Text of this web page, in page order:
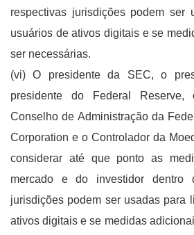
respectivas jurisdições podem ser
usuários de ativos digitais e se
ser necessárias.
(vi) O presidente da SEC, o
presidente do Federal
Conselho de Administração da
Corporation e o Controlador da
considerar até que ponto as
mercado e do investidor dentro
jurisdições podem ser usadas para
ativos digitais e se medidas